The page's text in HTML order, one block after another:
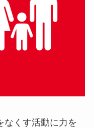
なくす活動に力を